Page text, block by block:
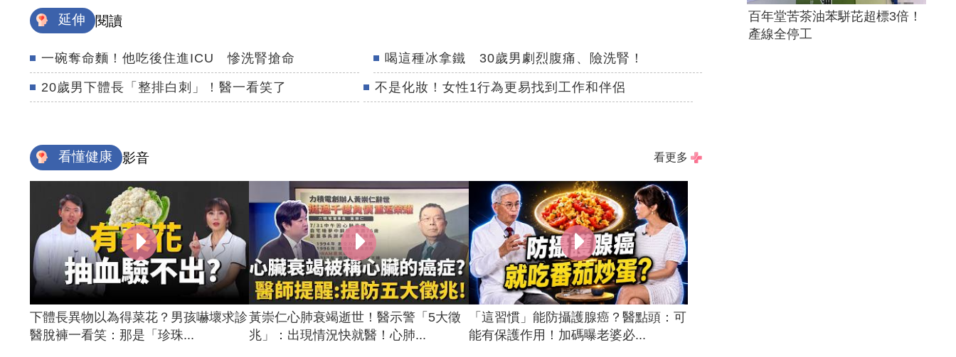
延伸 閱讀
一碗奪命麵！他吃後住進ICU 慘洗腎搶命 喝這種冰拿鐵 30歲男劇烈腹痛、險洗腎！
20歲男下體長「整排白刺」！醫一看笑了 不是化妝！女性1行為更易找到工作和伴侶
看懂健康 影音 看更多
下體長異物以為得菜花？男孩嚇壞求診
醫脫褲一看笑：那是「珍珠...
黃崇仁心肺衰竭逝世！醫示警「5大徵
兆」：出現情況快就醫！心肺...
「這習慣」能防攝護腺癌？醫點頭：可
能有保護作用！加碼曝老婆必...
百年堂苦茶油苯駢芘超標3倍！
產線全停工